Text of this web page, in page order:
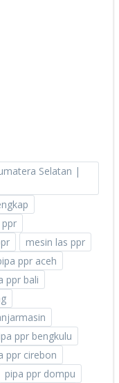
Selatan |
ppr
mesin las ppr
ppr aceh
ppr bali
ppr bengkulu
ppr cirebon
pipa ppr dompu